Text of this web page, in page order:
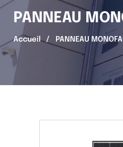
PANNEAU
Accueil PANNEAU